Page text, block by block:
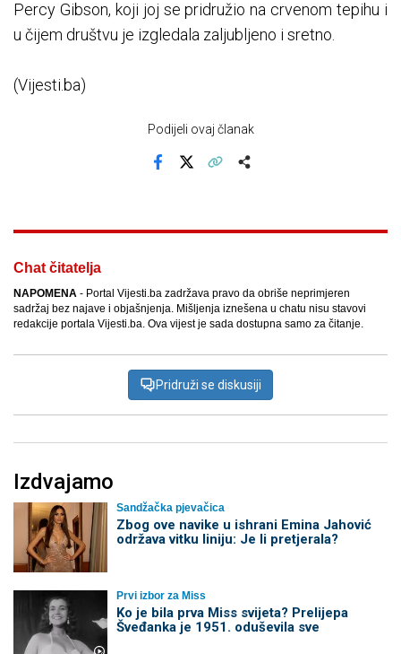
Percy Gibson, koji joj se pridružio na crvenom tepihu i
u čijem društvu je izgledala zaljubljeno i sretno.
(Vijesti.ba)
Podijeli ovaj članak
Chat čitatelja
NAPOMENA - Portal Vijesti.ba zadržava pravo da obriše neprimjeren
sadržaj bez najave i objašnjenja. Mišljenja iznešena u chatu nisu stavovi
redakcije portala Vijesti.ba. Ova vijest je sada dostupna samo za čitanje.
Pridruži se diskusiji
Izdvajamo
Sandžačka pjevačica
Zbog ove navike u ishrani Emina Jahović
održava vitku liniju: Je li pretjerala?
Prvi izbor za Miss
Ko je bila prva Miss svijeta? Prelijepa
Šveđanka je 1951. oduševila sve